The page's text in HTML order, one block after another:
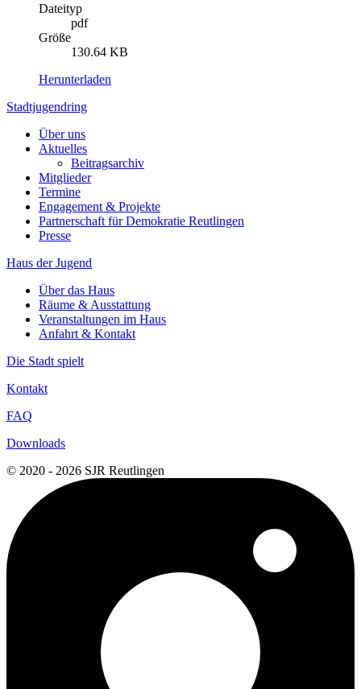
Dateityp
pdf
Größe
130.64 KB
Herunterladen
Stadtjugendring
Über uns
Aktuelles
Beitragsarchiv
Mitglieder
Termine
Engagement & Projekte
Partnerschaft für Demokratie Reutlingen
Presse
Haus der Jugend
Über das Haus
Räume & Ausstattung
Veranstaltungen im Haus
Anfahrt & Kontakt
Die Stadt spielt
Kontakt
FAQ
Downloads
© 2020 - 2026 SJR Reutlingen